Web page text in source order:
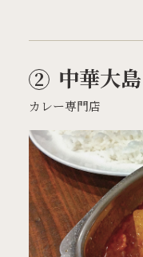
中華大島
カレー専門店